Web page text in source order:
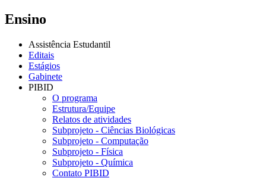
Ensino
Assistência Estudantil
Editais
Estágios
Gabinete
PIBID
O programa
Estrutura/Equipe
Relatos de atividades
Subprojeto - Ciências Biológicas
Subprojeto - Computação
Subprojeto - Física
Subprojeto - Química
Contato PIBID